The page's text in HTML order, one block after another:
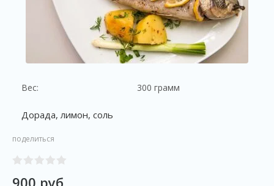
Вес: 300 грамм
Дорада, лимон, соль
поделиться
900 руб.